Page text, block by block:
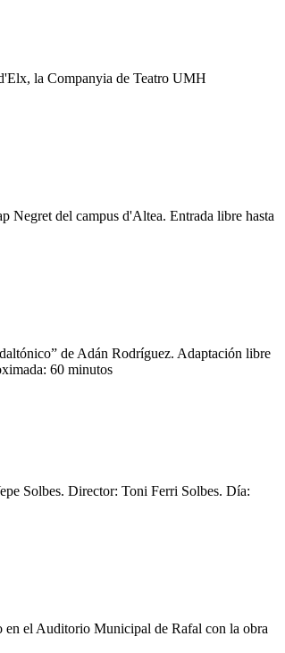
la Companyia de Teatro UMH
Negret del campus d'Altea. Entrada libre hasta
de Adán Rodríguez. Adaptación libre
60 minutos
Solbes. Director: Toni Ferri Solbes. Día:
el Auditorio Municipal de Rafal con la obra